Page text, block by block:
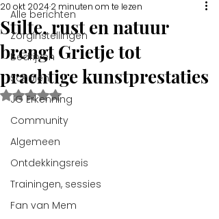
Alle berichten
Zorginstellingen
Bedrijven
Scholen
JG Erkenning
Community
Algemeen
Ontdekkingsreis
Trainingen, sessies
Fan van Mem
Stilte, rust en natuur
brengt Grietje tot
prachtige kunstprestaties
20 okt 20242 minuten om te lezen
Beoordeeld met NaN uit 5 sterren.